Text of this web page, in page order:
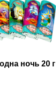
ночь 20 г